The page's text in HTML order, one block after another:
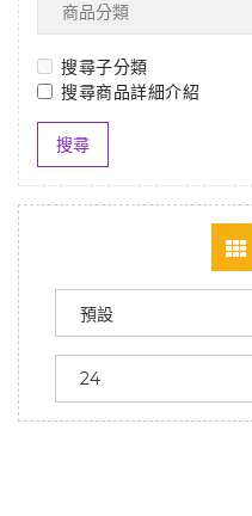
搜尋子分類
搜尋商品詳細介紹